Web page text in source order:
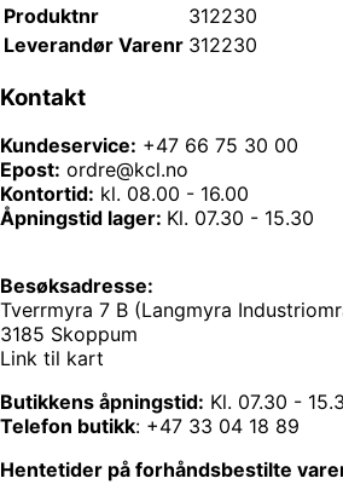
Produktnr
312230
Leverandør Varenr 312230
Kontakt
Kundeservice: +47 66 75 30 00
Epost: ordre@kcl.no
Kontortid: kl. 08.00 - 16.00
Åpningstid lager: Kl. 07.30 - 15.30
Besøksadresse:
Tverrmyra 7 B (Langmyra
3185 Skoppum
Link til kart
Butikkens åpningstid: Kl. 07.30 -
Telefon butikk: +47 33 04 18 89
Hentetider på forhåndsbestilte